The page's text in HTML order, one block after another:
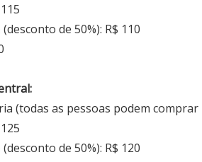
de 50%): R$ 110
(todas as pessoas podem
de 50%): R$ 120